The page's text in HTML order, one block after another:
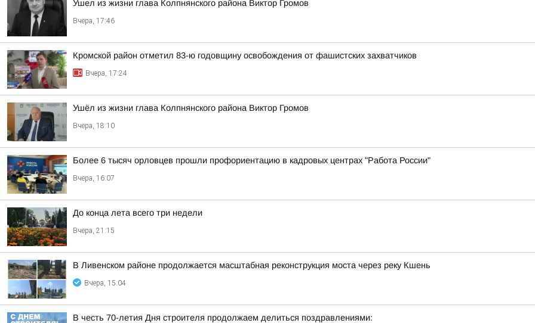
Ушел из жизни глава Колпнянского района Виктор Громов
Вчера, 17:46
Кромской район отметил 83-ю годовщину освобождения от фашистских захватчиков
Вчера, 17:24
Ушёл из жизни глава Колпнянского района Виктор Громов
Вчера, 18:10
Более 6 тысяч орловцев прошли профориентацию в кадровых центрах "Работа России"
Вчера, 16:07
До конца лета всего три недели
Вчера, 21:15
В Ливенском районе продолжается масштабная реконструкция моста через реку Кшень
Вчера, 15:04
В честь 70-летия Дня строителя продолжаем делиться поздравлениями: